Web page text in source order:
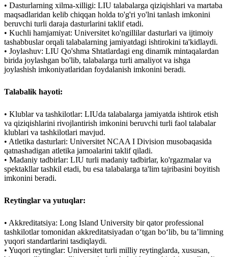
• Dasturlarning xilma-xilligi: LIU talabalarga qiziqishlari va martaba
maqsadlaridan kelib chiqqan holda to'g'ri yo'lni tanlash imkonini
beruvchi turli daraja dasturlarini taklif etadi.
• Kuchli hamjamiyat: Universitet ko'ngillilar dasturlari va ijtimoiy
tashabbuslar orqali talabalarning jamiyatdagi ishtirokini ta'kidlaydi.
• Joylashuv: LIU Qo'shma Shtatlardagi eng dinamik mintaqalardan
birida joylashgan bo'lib, talabalarga turli amaliyot va ishga
joylashish imkoniyatlaridan foydalanish imkonini beradi.
Talabalik hayoti:
• Klublar va tashkilotlar: LIUda talabalarga jamiyatda ishtirok etish
va qiziqishlarini rivojlantirish imkonini beruvchi turli faol talabalar
klublari va tashkilotlari mavjud.
• Atletika dasturlari: Universitet NCAA I Division musobaqasida
qatnashadigan atletika jamoalarini taklif qiladi.
• Madaniy tadbirlar: LIU turli madaniy tadbirlar, ko'rgazmalar va
spektakllar tashkil etadi, bu esa talabalarga ta'lim tajribasini boyitish
imkonini beradi.
Reytinglar va yutuqlar:
• Akkreditatsiya: Long Island University bir qator professional
tashkilotlar tomonidan akkreditatsiyadan o‘tgan bo‘lib, bu ta’limning
yuqori standartlarini tasdiqlaydi.
• Yuqori reytinglar: Universitet turli milliy reytinglarda, xususan,